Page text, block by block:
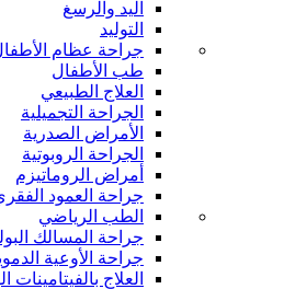
اليد والرسغ
التوليد
جراحة عظام
طب الأطفال
العلاج الطبيعي
الجراحة التجميلية
الأمراض الصدرية
الجراحة الروبوتية
أمراض الروماتيزم
جراحة العمود
الطب الرياضي
جراحة المسالك
جراحة الأوعية
العلاج بالفيتامينات